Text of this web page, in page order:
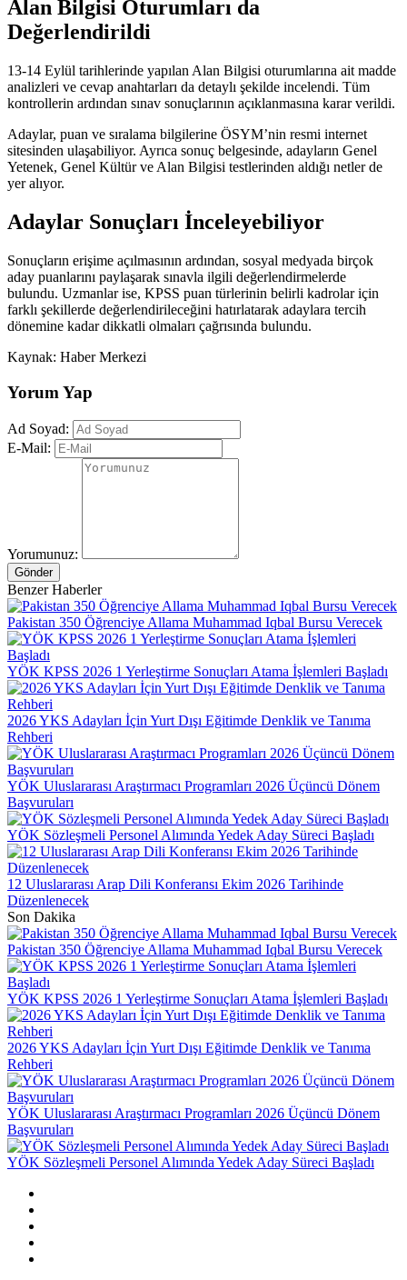
Alan Bilgisi Oturumları da
Değerlendirildi
13-14 Eylül tarihlerinde yapılan Alan Bilgisi oturumlarına ait madde
analizleri ve cevap anahtarları da detaylı şekilde incelendi. Tüm
kontrollerin ardından sınav sonuçlarının açıklanmasına karar verildi.
Adaylar, puan ve sıralama bilgilerine ÖSYM’nin resmi internet
sitesinden ulaşabiliyor. Ayrıca sonuç belgesinde, adayların Genel
Yetenek, Genel Kültür ve Alan Bilgisi testlerinden aldığı netler de
yer alıyor.
Adaylar Sonuçları İnceleyebiliyor
Sonuçların erişime açılmasının ardından, sosyal medyada birçok
aday puanlarını paylaşarak sınavla ilgili değerlendirmelerde
bulundu. Uzmanlar ise, KPSS puan türlerinin belirli kadrolar için
farklı şekillerde değerlendirileceğini hatırlatarak adaylara tercih
dönemine kadar dikkatli olmaları çağrısında bulundu.
Kaynak: Haber Merkezi
Yorum Yap
Ad Soyad:
E-Mail:
Yorumunuz:
Gönder
Benzer Haberler
Pakistan 350 Öğrenciye Allama Muhammad Iqbal Bursu Verecek
YÖK KPSS 2026 1 Yerleştirme Sonuçları Atama İşlemleri Başladı
2026 YKS Adayları İçin Yurt Dışı Eğitimde Denklik ve Tanıma
Rehberi
YÖK Uluslararası Araştırmacı Programları 2026 Üçüncü Dönem
Başvuruları
YÖK Sözleşmeli Personel Alımında Yedek Aday Süreci Başladı
12 Uluslararası Arap Dili Konferansı Ekim 2026 Tarihinde
Düzenlenecek
Son Dakika
Pakistan 350 Öğrenciye Allama Muhammad Iqbal Bursu Verecek
YÖK KPSS 2026 1 Yerleştirme Sonuçları Atama İşlemleri Başladı
2026 YKS Adayları İçin Yurt Dışı Eğitimde Denklik ve Tanıma
Rehberi
YÖK Uluslararası Araştırmacı Programları 2026 Üçüncü Dönem
Başvuruları
YÖK Sözleşmeli Personel Alımında Yedek Aday Süreci Başladı